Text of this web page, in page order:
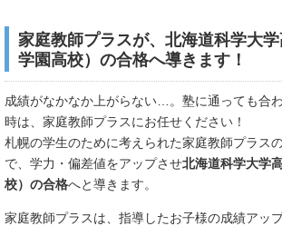
家庭教師プラスが、北海道科学大
学園高校）の合格へ導きます！
成績がなかなか上がらない…。塾に通っても合
時は、家庭教師プラスにお任せください！
札幌の学生のために考えられた家庭教師プラス
で、学力・偏差値をアップさせ北海道科学大学
校）の合格へと導きます。
家庭教師プラスは、指導したお子様の成績アッ